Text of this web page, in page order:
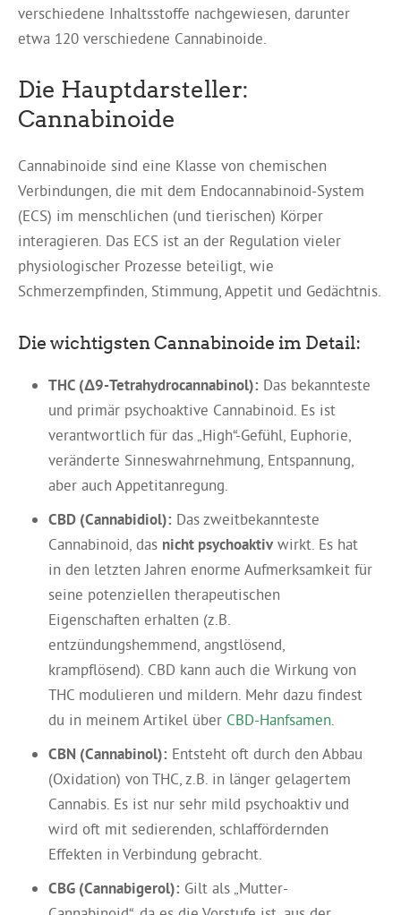
verschiedene Inhaltsstoffe nachgewiesen, darunter
etwa 120 verschiedene Cannabinoide.
Die Hauptdarsteller:
Cannabinoide
Cannabinoide sind eine Klasse von chemischen
Verbindungen, die mit dem Endocannabinoid-System
(ECS) im menschlichen (und tierischen) Körper
interagieren. Das ECS ist an der Regulation vieler
physiologischer Prozesse beteiligt, wie
Schmerzempfinden, Stimmung, Appetit und Gedächtnis.
Die wichtigsten Cannabinoide im Detail:
THC (Δ9-Tetrahydrocannabinol): Das bekannteste
und primär psychoaktive Cannabinoid. Es ist
verantwortlich für das „High“-Gefühl, Euphorie,
veränderte Sinneswahrnehmung, Entspannung,
aber auch Appetitanregung.
CBD (Cannabidiol): Das zweitbekannteste
Cannabinoid, das nicht psychoaktiv wirkt. Es hat
in den letzten Jahren enorme Aufmerksamkeit für
seine potenziellen therapeutischen
Eigenschaften erhalten (z.B.
entzündungshemmend, angstlösend,
krampflösend). CBD kann auch die Wirkung von
THC modulieren und mildern. Mehr dazu findest
du in meinem Artikel über CBD-Hanfsamen
CBN (Cannabinol): Entsteht oft durch den Abbau
(Oxidation) von THC, z.B. in länger gelagertem
Cannabis. Es ist nur sehr mild psychoaktiv und
wird oft mit sedierenden, schlaffördernden
Effekten in Verbindung gebracht.
CBG (Cannabigerol): Gilt als „Mutter-